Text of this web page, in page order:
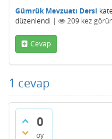
Gümrük Mevzuatı Dersi
düzenlendi | 209 kez
Cevap
1 cevap
0
oy